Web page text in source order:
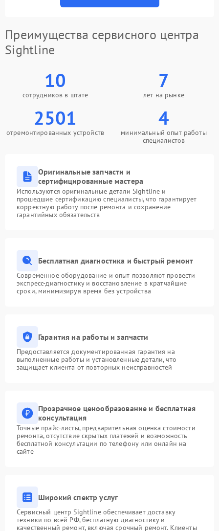
Преимущества сервисного центра
Sightline
10
сотрудников в штате
7
лет на рынке
2501
отремонтированных устройств
4
минимальный опыт работы
специалистов
Оригинальные запчасти и
сертифицированные мастера
Используются оригинальные детали Sightline и
прошедшие сертификацию специалисты, что гарантирует
корректную работу после ремонта и сохранение
гарантийных обязательств
Бесплатная диагностика и быстрый ремонт
Современное оборудование и опыт позволяют провести
экспресс-диагностику и восстановление в кратчайшие
сроки, минимизируя время без устройства
Гарантия на работы и запчасти
Предоставляется документированная гарантия на
выполненные работы и установленные детали, что
защищает клиента от повторных неисправностей
Прозрачное ценообразование и бесплатная
консультация
Точные прайс-листы, предварительная оценка стоимости
ремонта, отсутствие скрытых платежей и возможность
бесплатной консультации по телефону или онлайн на
сайте
Широкий спектр услуг
Сервисный центр Sightline обеспечивает доставку
техники по всей РФ, бесплатную диагностику и
качественный ремонт, включая срочный ремонт. Клиенты